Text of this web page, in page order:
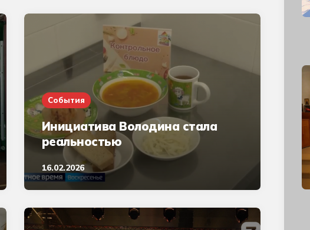
События
Инициатива Володина стала
реальностью
16.02.2026